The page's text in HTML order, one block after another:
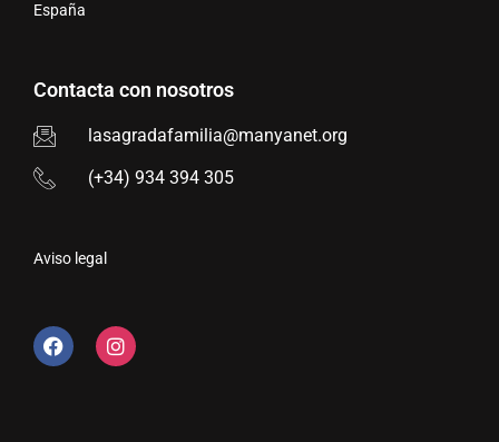
España
Contacta con nosotros
lasagradafamilia@manyanet.org
(+34) 934 394 305
Aviso legal